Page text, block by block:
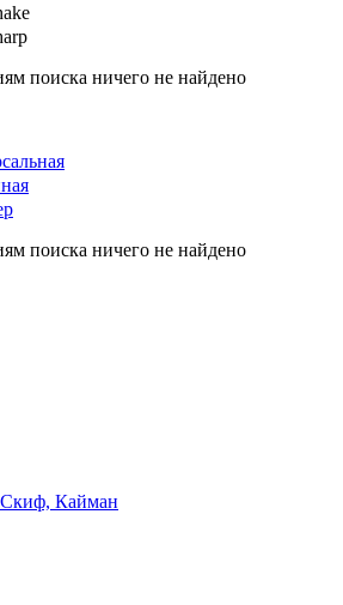
поиска ничего не найдено
поиска ничего не найдено
Кайман